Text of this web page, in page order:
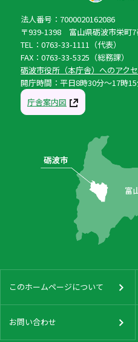
法人番号：7000020162086
〒939-1398 富山県砺波市栄町7
TEL：0763-33-1111（代表）
FAX：0763-33-5325（総務課）
砺波市役所（本庁舎）へのアク
開庁時間：平日8時30分〜17時
庁舎案内図
このホームページについて
お問い合わせ